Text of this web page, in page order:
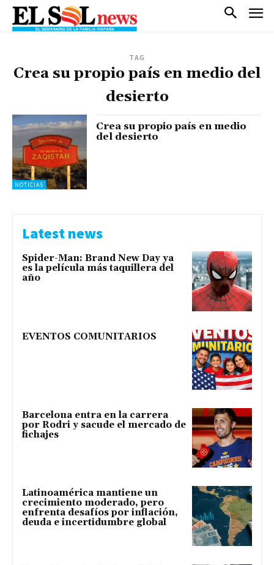
TAG
Crea su propio país en medio del
desierto
NOTICIAS
Crea su propio país en medio
del desierto
Latest news
Spider-Man: Brand New Day ya
es la película más taquillera del
año
EVENTOS COMUNITARIOS
Barcelona entra en la carrera
por Rodri y sacude el mercado de
fichajes
Latinoamérica mantiene un
crecimiento moderado, pero
enfrenta desafíos por inflación,
deuda e incertidumbre global